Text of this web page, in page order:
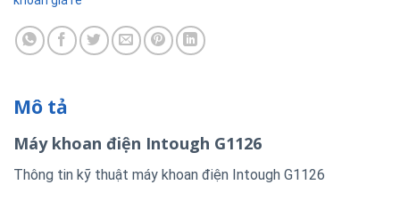
Mô tả
Máy khoan điện Intough G1126
Thông tin kỹ thuật máy khoan điện Intough G1126